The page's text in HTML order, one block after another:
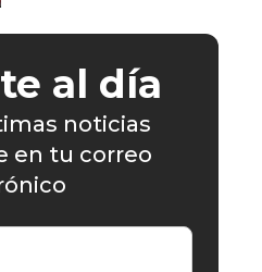
afroamericano
al día
noticias
en tu correo